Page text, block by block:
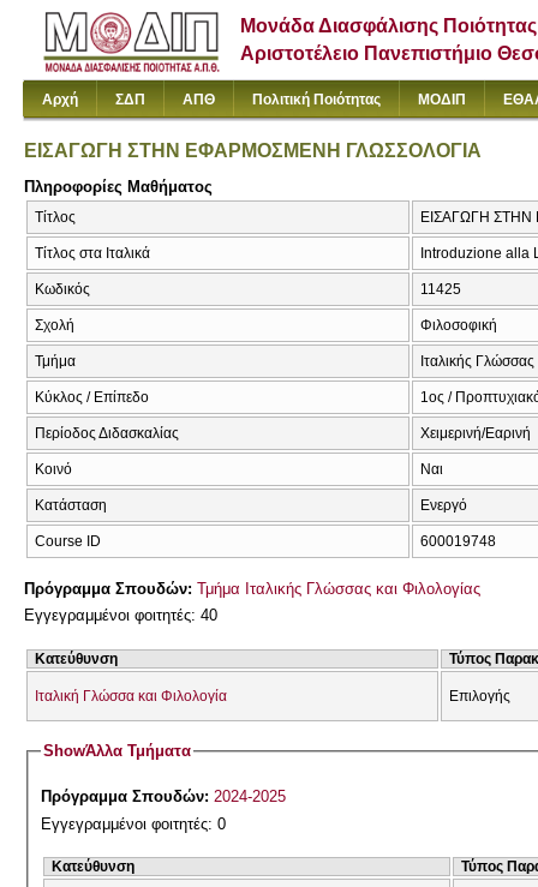
Μονάδα Διασφάλισης Ποιότητας
Αριστοτέλειο Πανεπιστήμιο
Αρχή ΣΔΠ ΑΠΘ Πολιτική Ποιότητας ΜΟΔΙΠ
ΕΙΣΑΓΩΓΗ ΣΤΗΝ ΕΦΑΡΜΟΣΜΕΝΗ ΓΛΩΣΣΟΛΟΓΙΑ
Πληροφορίες Μαθήματος
Τίτλος ΕΙΣΑΓΩΓΗ ΣΤΗΝ
Τίτλος στα Ιταλικά Introduzione alla
Κωδικός 11425
Σχολή Φιλοσοφική
Τμήμα Ιταλικής
Κύκλος / Επίπεδο 1ος /
Περίοδος Διδασκαλίας Χειμερινή/Εαρινή
Κοινό Ναι
Κατάσταση Ενεργό
Course ID 600019748
Πρόγραμμα Σπουδών: Τμήμα Ιταλικής Γλώσσας και Φιλολογίας
Εγγεγραμμένοι φοιτητές: 40
Κατεύθυνση Τύπος
Ιταλική Γλώσσα και Φιλολογία Επιλογής
ShowΆλλα Τμήματα
Πρόγραμμα Σπουδών:2024-2025
Εγγεγραμμένοι φοιτητές: 0
Κατεύθυνση Τύπος